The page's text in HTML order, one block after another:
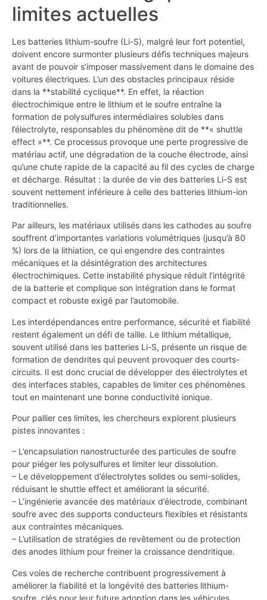
limites actuelles
Les batteries lithium-soufre (Li-S), malgré leur fort potentiel,
doivent encore surmonter plusieurs défis techniques majeurs
avant de pouvoir s’imposer massivement dans le domaine des
voitures électriques. L’un des obstacles principaux réside
dans la **stabilité cyclique**. En effet, la réaction
électrochimique entre le lithium et le soufre entraîne la
formation de polysulfures intermédiaires solubles dans
l’électrolyte, responsables du phénomène dit de **« shuttle
effect »**. Ce processus provoque une perte progressive de
matériau actif, une dégradation de la couche électrode, ainsi
qu’une chute rapide de la capacité au fil des cycles de charge
et décharge. Résultat : la durée de vie des batteries Li-S est
souvent nettement inférieure à celle des batteries lithium-ion
traditionnelles.
Par ailleurs, les matériaux utilisés dans les cathodes au soufre
souffrent d’importantes variations volumétriques (jusqu’à 80
%) lors de la lithiation, ce qui engendre des contraintes
mécaniques et la désintégration des architectures
électrochimiques. Cette instabilité physique réduit l’intégrité
de la batterie et complique son intégration dans le format
compact et robuste exigé par l’automobile.
Les interdépendances entre performance, sécurité et fiabilité
restent également un défi de taille. Le lithium métallique,
souvent utilisé dans les batteries Li-S, présente un risque de
formation de dendrites qui peuvent provoquer des courts-
circuits. Il est donc crucial de développer des électrolytes et
des interfaces stables, capables de limiter ces phénomènes
tout en maintenant une bonne conductivité ionique.
Pour pallier ces limites, les chercheurs explorent plusieurs
pistes innovantes :
– L’encapsulation nanostructurée des particules de soufre
pour piéger les polysulfures et limiter leur dissolution.
– Le développement d’électrolytes solides ou semi-solides,
réduisant le shuttle effect et améliorant la sécurité.
– L’ingénierie avancée des matériaux d’électrode, combinant
soufre avec des supports conducteurs flexibles et résistants
aux contraintes mécaniques.
– L’utilisation de stratégies de revêtement ou de protection
des anodes lithium pour freiner la croissance dendritique.
Ces voies de recherche contribuent progressivement à
améliorer la fiabilité et la longévité des batteries lithium-
soufre, clés pour leur future adoption dans les véhicules